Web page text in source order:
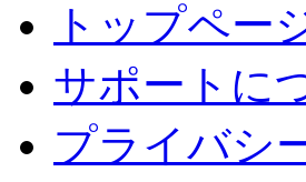
トップペー
サポートに
プライバシ